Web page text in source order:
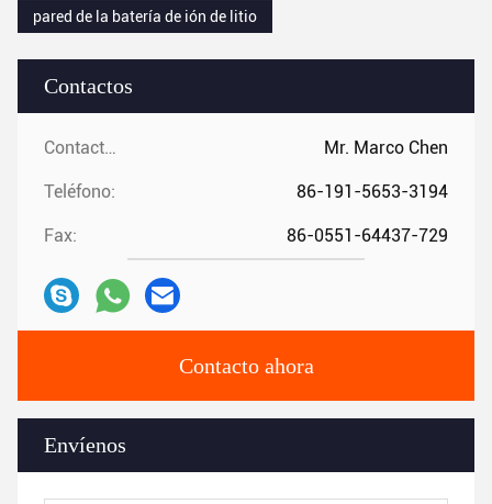
Contactos
Contactos: Mr. Marco Chen
Teléfono: 86-191-5653-3194
Fax: 86-0551-64437-729
Contacto ahora
Envíenos
pared de la batería de ión de litio